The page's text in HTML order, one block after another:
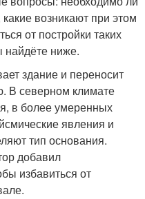
возникают при этом
от постройки таких
ниже.
здание и переносит
В северном климате
в более умеренных
явления и
тип основания.
добавил
избавиться от